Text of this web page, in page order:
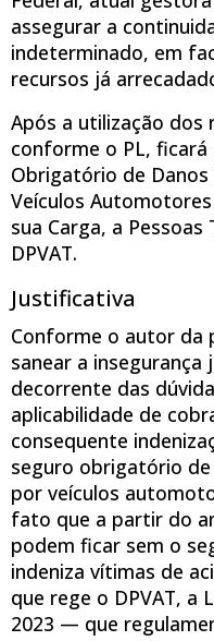
assegurar a
indeterminado, em
recursos já
Após a utilização dos
conforme o PL,
Obrigatório de Danos
Veículos
sua Carga, a
DPVAT.
Justificativa
Conforme o autor da
sanear a insegurança
decorrente das
aplicabilidade de
consequente
seguro obrigatório
por veículos
fato que a partir do
podem ficar sem o
indeniza vítimas de
que rege o DPVAT, a
2023 — que